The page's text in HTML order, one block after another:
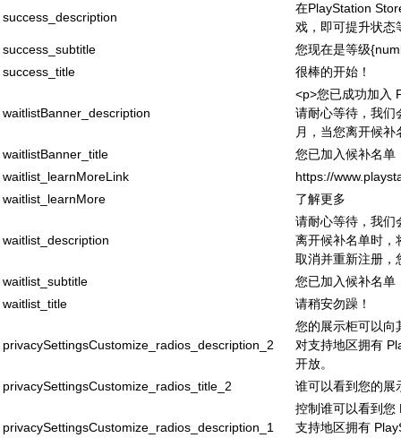
success_description
在PlayStation
戏，即可提升状态
success_subtitle
您现在是等级
success_title
很棒的开始！
waitlistBanner_description
<p>您已成功加入
请耐心等待，我们
月，当您离开候
waitlistBanner_title
您已加入候补名单
waitlist_learnMoreLink
https://
waitlist_learnMore
了解更多
waitlist_description
请耐心等待，我们
离开候补名单时，
取消并重新注册，
waitlist_subtitle
您已加入候补名单
waitlist_title
请稍安勿躁！
privacySettingsCustomize_radios_description_2
您的展示柜可以向
对支持地区拥有
开放。
privacySettingsCustomize_radios_title_2
谁可以看到您的展
privacySettingsCustomize_radios_description_1
控制谁可以看到您
支持地区拥有